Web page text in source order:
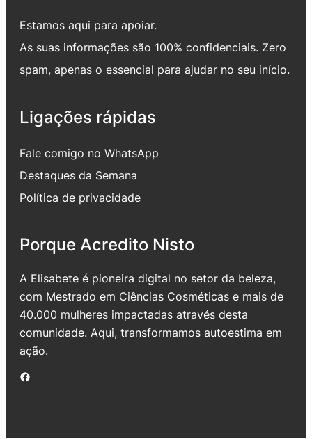
Estamos aqui para apoiar.
As suas informações são 100% confidenciais. Zero
spam, apenas o essencial para ajudar no seu início.
Ligações rápidas
Fale comigo no WhatsApp
Destaques da Semana
Política de privacidade
Porque Acredito Nisto
A Elisabete é pioneira digital no setor da beleza,
com Mestrado em Ciências Cosméticas e mais de
40.000 mulheres impactadas através desta
comunidade. Aqui, transformamos autoestima em
ação.
Facebook